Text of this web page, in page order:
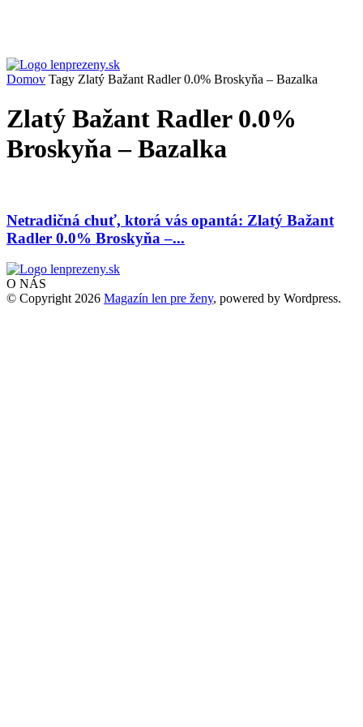
Domov Tagy Zlatý Bažant Radler 0.0% Broskyňa – Bazalka
Zlatý Bažant Radler 0.0%
Broskyňa – Bazalka
Netradičná chuť, ktorá vás opantá: Zlatý Bažant
Radler 0.0% Broskyňa –...
O NÁS
© Copyright 2026 Magazín len pre ženy, powered by Wordpress.